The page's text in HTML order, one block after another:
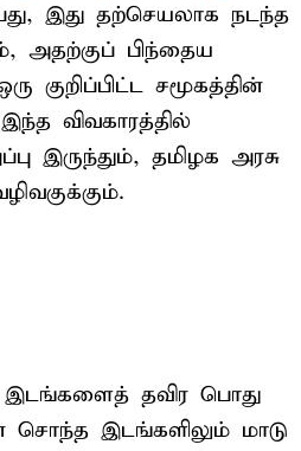
இது தற்செயலாக நடந்த
அதற்குப் பிந்தைய
குறிப்பிட்ட சமூகத்தின்
விவகாரத்தில்
இருந்தும், தமிழக அரசு
இடங்களைத் தவிர பொது
சொந்த இடங்களிலும் மாடு